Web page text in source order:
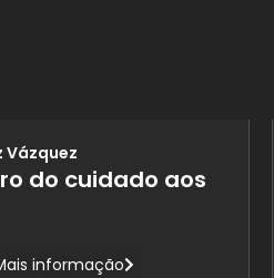
Vázquez
do cuidado aos
informação